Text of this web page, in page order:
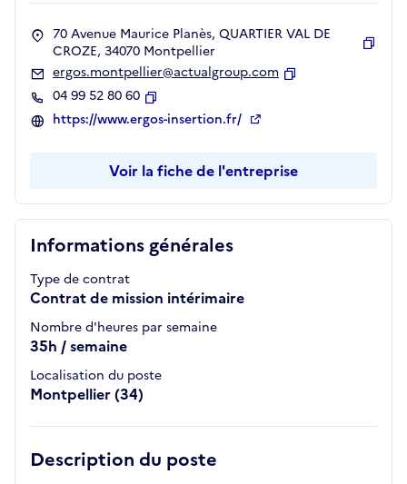
Informations générales
Type de contrat
Contrat de mission intérimaire
Nombre d'heures par semaine
35h / semaine
Localisation du poste
Montpellier (34)
Description du poste
70 Avenue Maurice Planès, QUARTIER VAL DE
CROZE, 34070 Montpellier
ergos.montpellier@actualgroup.com
04 99 52 80 60
Copier
https://www.ergos-insertion.fr/
Voir la fiche de l'entreprise